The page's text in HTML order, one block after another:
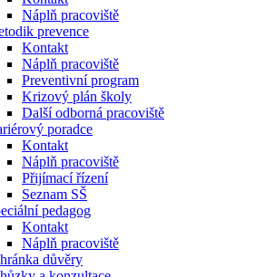
Náplň pracoviště
prevence
Kontakt
Náplň pracoviště
Preventivní program
Krizový plán školy
Další odborná pracoviště
poradce
Kontakt
Náplň pracoviště
Přijímací řízení
Seznam SŠ
pedagog
Kontakt
Náplň pracoviště
důvěry